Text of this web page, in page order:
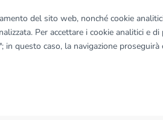
del sito web, nonché cookie
Per accettare i cookie analitici e di
; in questo caso, la navigazione